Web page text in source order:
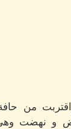
من حافة
و نهضت